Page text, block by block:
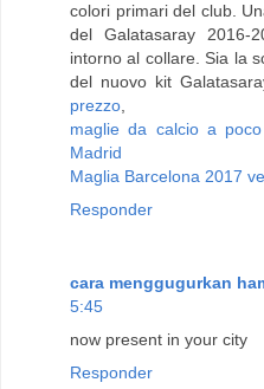
colori primari del club.
del Galatasaray 2016-
intorno al collare. Sia la
del nuovo kit
prezzo
maglie da calcio a
Madrid
Maglia Barcelona 2017
Responder
cara menggugurkan
5:45
now present in your city
Responder